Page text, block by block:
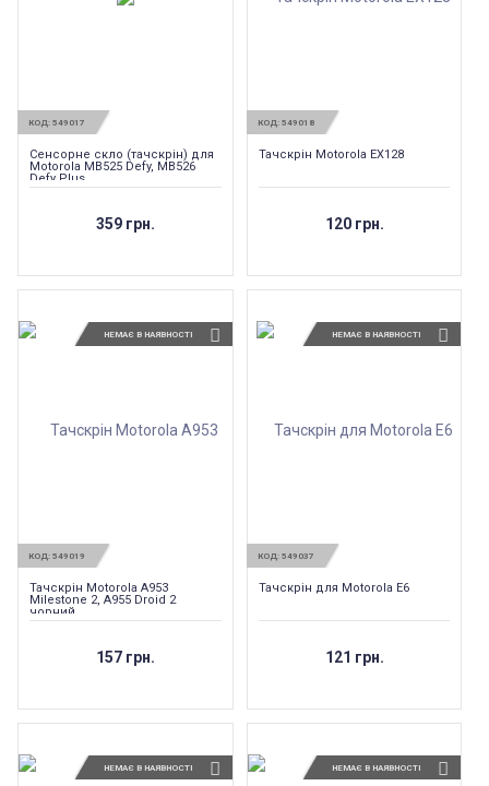
КОД: 549017
Сенсорне скло (тачскрін) для
Motorola MB525 Defy, MB526
Defy Plus
359 грн.
КОД: 549018
Тачскрін Motorola EX128
120 грн.
НЕМАЄ В НАЯВНОСТІ
КОД: 549019
Тачскрін Motorola A953
Milestone 2, A955 Droid 2
чорний
157 грн.
НЕМАЄ В НАЯВНОСТІ
КОД: 549037
Тачскрін для Motorola E6
121 грн.
НЕМАЄ В НАЯВНОСТІ НЕМАЄ В НАЯВНОСТІ